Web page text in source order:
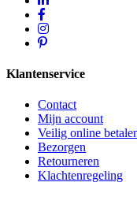
Klantenservice
Contact
Mijn account
Veilig online
Bezorgen
Retourneren
Klachtenregeling